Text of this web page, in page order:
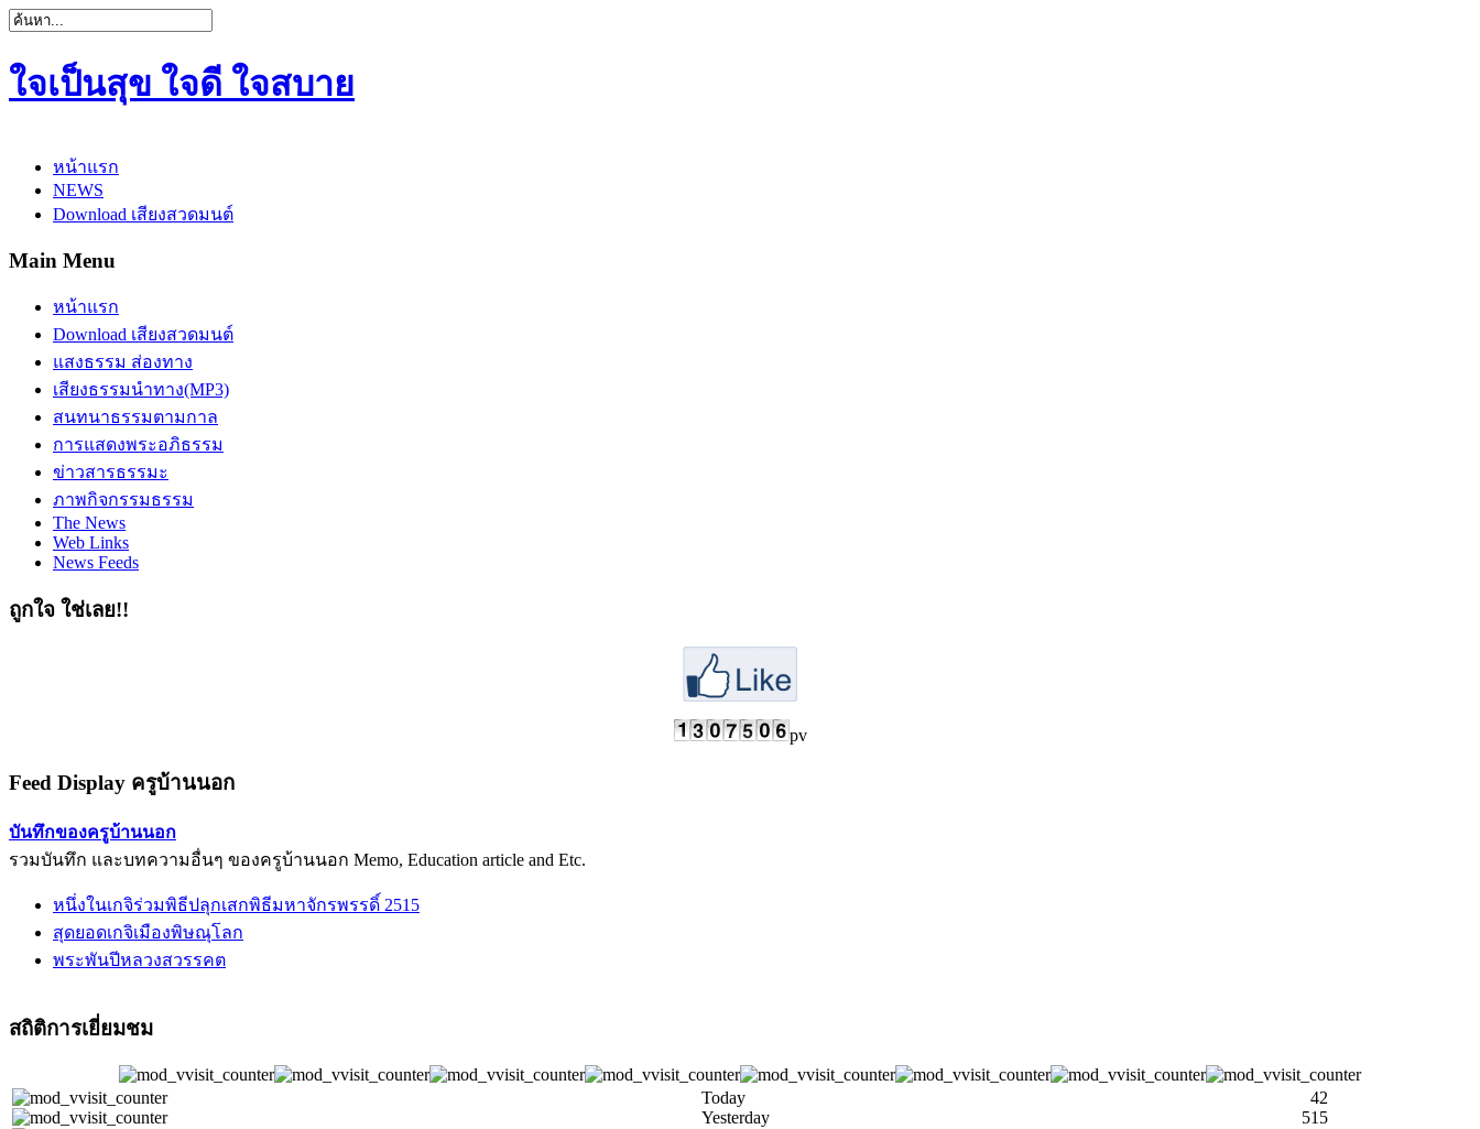
ใจเป็นสุข ใจดี ใจสบาย
หน้าแรก
NEWS
Download เสียงสวดมนต์
Main Menu
หน้าแรก
Download เสียงสวดมนต์
แสงธรรม ส่องทาง
เสียงธรรมนำทาง(MP3)
สนทนาธรรมตามกาล
การแสดงพระอภิธรรม
ข่าวสารธรรมะ
ภาพกิจกรรมธรรม
The News
Web Links
News Feeds
ถูกใจ ใช่เลย!!
pv
Feed Display ครูบ้านนอก
บันทึกของครูบ้านนอก
รวมบันทึก และบทความอื่นๆ ของครูบ้านนอก Memo, Education article and Etc.
หนึ่งในเกจิร่วมพิธีปลุกเสกพิธีมหาจักรพรรดิ์ 2515
สุดยอดเกจิเมืองพิษณุโลก
พระพันปีหลวงสวรรคต
สถิติการเยี่ยมชม
Today
42
Yesterday
515